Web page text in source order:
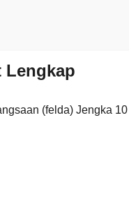
Lengkap
(felda) Jengka 10